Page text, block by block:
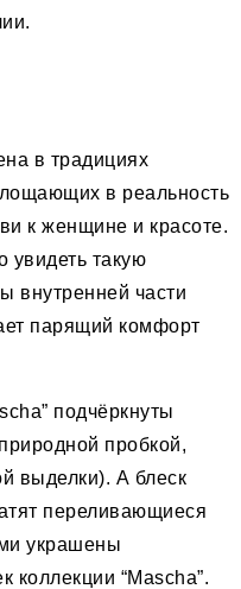
в традициях
в реальность
к женщине и красоте.
увидеть такую
внутренней части
парящий комфорт
подчёркнуты
пробкой,
выделки). А блеск
переливающиеся
украшены
коллекции “Mascha”.